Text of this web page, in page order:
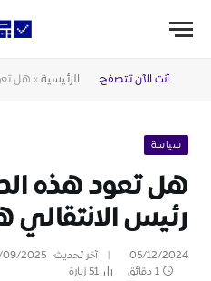
أنت الآن تتصفح: الرئيسية » هل تعود
سياسة
هل تعود هذه
رئيس الانتقالي
05/12/2024 آخر تحديث: 09/2025
1 دقائق
51زيارة